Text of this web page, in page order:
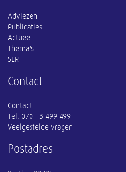
Adviezen
Publicaties
Actueel
Thema's
SER
Contact
Contact
Tel: 070 - 3 499 499
Veelgestelde vragen
Postadres